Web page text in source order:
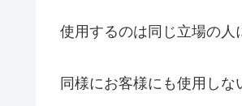
使用するのは同じ立場の人
同様にお客様にも使用しな